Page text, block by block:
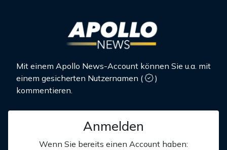
Mit einem Apollo News-Account können Sie u.a. mit
einem gesicherten Nutzernamen (
)
kommentieren.
Anmelden
Wenn Sie bereits einen Account haben: